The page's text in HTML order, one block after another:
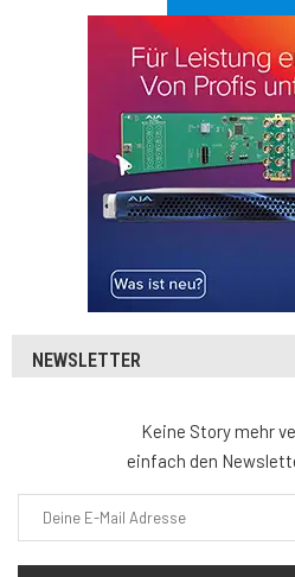
NEWSLETTER
Keine Story mehr
einfach den